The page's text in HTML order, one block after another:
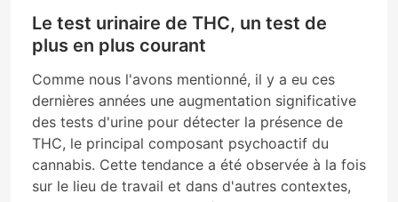
Le test urinaire de THC, un test de
plus en plus courant
Comme nous l'avons mentionné, il y a eu ces
dernières années une augmentation significative
des tests d'urine pour détecter la présence de
THC, le principal composant psychoactif du
cannabis. Cette tendance a été observée à la fois
sur le lieu de travail et dans d'autres contextes,